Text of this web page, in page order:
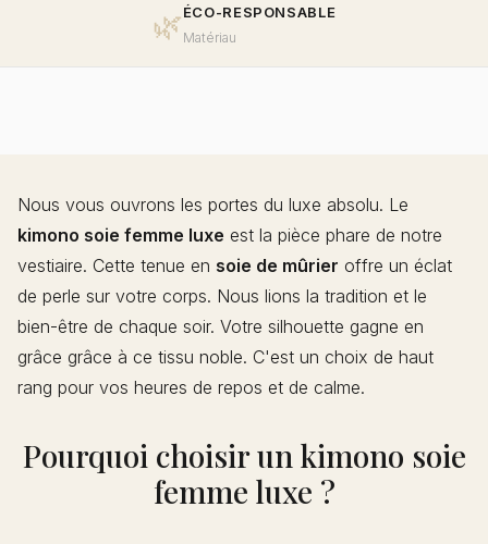
🌿ÉCO-RESPONSABLE
Matériau
Nous vous ouvrons les portes du luxe absolu. Le
kimono soie femme luxe est la pièce phare de notre
vestiaire. Cette tenue en soie de mûrier offre un éclat
de perle sur votre corps. Nous lions la tradition et le
bien-être de chaque soir. Votre silhouette gagne en
grâce grâce à ce tissu noble. C'est un choix de haut
rang pour vos heures de repos et de calme.
Pourquoi choisir un kimono soie
femme luxe ?